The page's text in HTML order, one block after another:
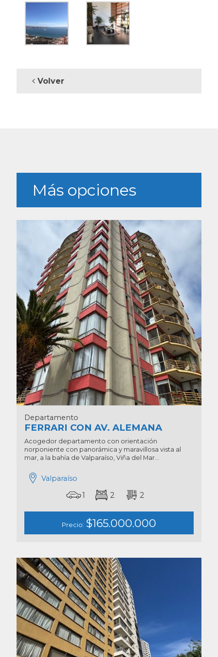
Volver
Más opciones
Departamento
FERRARI CON AV. ALEMANA
Acogedor departamento con orientación
norponiente con panorámica y maravillosa vista al
mar, a la bahía de Valparaíso, Viña del Mar...
Valparaíso
1 2 2
Precio: $165.000.000